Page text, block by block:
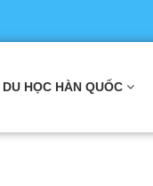
DU HỌC HÀN QUỐC